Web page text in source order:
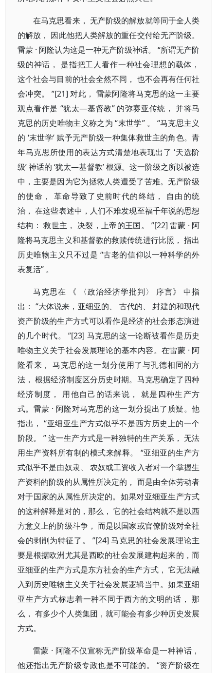
在马克思看来， 无产阶级的解放就等同于全人类
的解放， 因此他把人类解放的重任交付给无产阶级。
雷蒙 · 阿隆认为这是一种无产阶级神话。 “所谓无产阶
级的神话， 是指把工人看作一种社会理想的载体，
这个社会与目前的社会全然不同， 也不会再有任何社
会冲突。 ”[21] 对此， 雷蒙阿隆将马克思的这一主要
观点看作是 “犹太—基督教” 的弥赛亚传统， 并将马
克思的历史唯物主义称之为 “末世学” 。 “马克思主义
的 ‘末世学’ 赋予无产阶级一种集体救世主的角色。青
年马克思所使用的表达方式清楚地表现出了 ‘天选阶
级’ 神话的 ‘犹太—基督教’ 根源。这一阶级之所以被选
中，主要是因为它为拯救人类遭受了苦难。无产阶级
的使命， 革命导致了史前时代的终结， 自由的统
治， 在这些表述中，人们不难发现至福千年说的思想
结构： 救世主， 决裂，上帝的王国。 ”[22] 雷蒙 · 阿
隆将马克思主义和基督教的救赎传统进行比照， 指出
历史唯物主义只不过是 “古老的信仰以一种科学的外
表复活” 。
马克思在 《 〈政治经济学批判〉 序言》 中指
出： “大体说来，亚细亚的、 古代的、 封建的和现代
资产阶级的生产方式可以看作是经济的社会形态演进
的几个时代。 ”[23] 马克思的这一论断被看作是历史
唯物主义关于社会发展理论的基本内容。在雷蒙 · 阿
隆看来， 马克思的这一划分使用了与孔德相同的方
法， 根据经济制度区分历史时期。马克思确定了四种
经济制度， 用他自己的话来说， 就是四种生产方
式。雷蒙 · 阿隆对马克思的这一划分提出了质疑。他
指出， “亚细亚生产方式似乎不是西方历史上的一个
阶段。 ” 这一生产方式是一种独特的生产关系， 无法
用生产资料所有制的模式来解释。 “亚细亚的生产方
式似乎不是由奴隶、 农奴或工资收入者对一个掌握生
产资料的阶级的从属性所决定的， 而是由全体劳动者
对于国家的从属性所决定的。如果对亚细亚生产方式
的这种解释是对的，那么， 它的社会结构就不是以西
方意义上的阶级斗争， 而是以国家或官僚阶级对全社
会的剥削为特征了。 ”[24] 马克思的社会发展理论主
要是根据欧洲尤其是西欧的社会发展建构起来的，而
亚细亚的生产方式是东方社会的生产方式， 它无法融
入到历史唯物主义关于社会发展逻辑当中。如果亚细
亚生产方式标志着一种不同于西方的文明的话， 那
么， 有多少个人类集团，就可能会有多少种历史发展
方式。
雷蒙 · 阿隆不仅宣称无产阶级革命是一种神话，
他还指出无产阶级专政也是不可能的。 “资产阶级在